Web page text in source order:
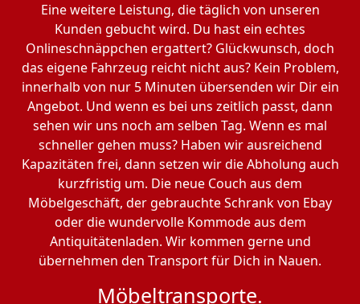
Eine weitere Leistung, die täglich von unseren
Kunden gebucht wird. Du hast ein echtes
Onlineschnäppchen ergattert? Glückwunsch, doch
das eigene Fahrzeug reicht nicht aus? Kein Problem,
innerhalb von nur 5 Minuten übersenden wir Dir ein
Angebot. Und wenn es bei uns zeitlich passt, dann
sehen wir uns noch am selben Tag. Wenn es mal
schneller gehen muss? Haben wir ausreichend
Kapazitäten frei, dann setzen wir die Abholung auch
kurzfristig um. Die neue Couch aus dem
Möbelgeschäft, der gebrauchte Schrank von Ebay
oder die wundervolle Kommode aus dem
Antiquitätenladen. Wir kommen gerne und
übernehmen den Transport für Dich in Nauen.
Möbeltransporte.